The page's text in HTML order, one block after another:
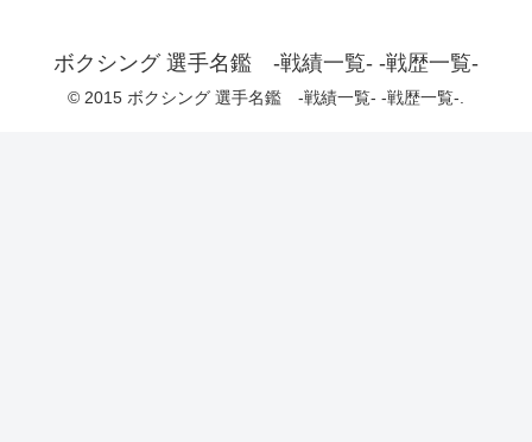
ボクシング 選手名鑑 -戦績一覧- -戦歴一覧-
© 2015 ボクシング 選手名鑑 -戦績一覧- -戦歴一覧-.